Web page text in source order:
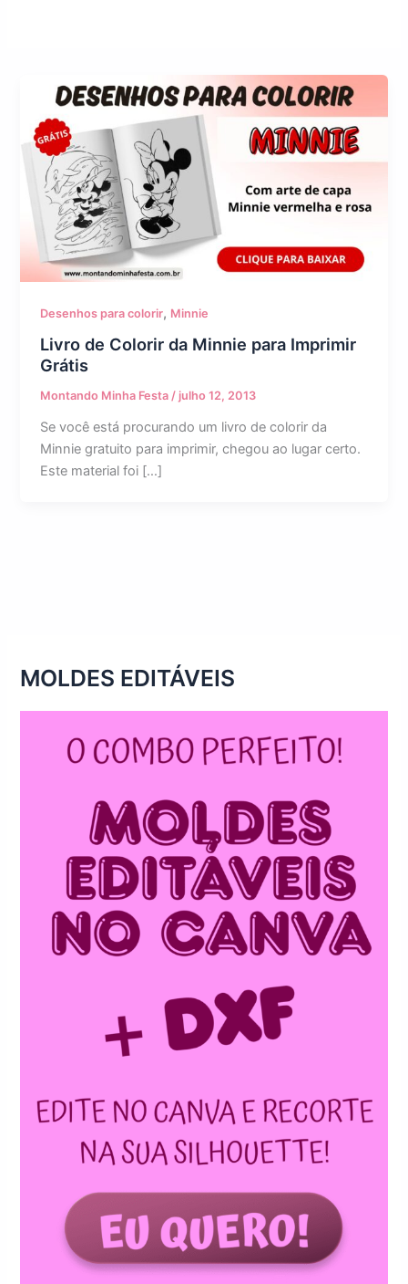
Desenhos para colorir, Minnie
Livro de Colorir da Minnie para Imprimir
Grátis
Montando Minha Festa/ julho 12, 2013
Se você está procurando um livro de colorir da
Minnie gratuito para imprimir, chegou ao lugar certo.
Este material foi […]
MOLDES EDITÁVEIS